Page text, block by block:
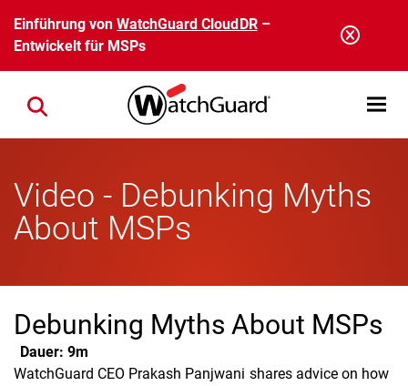
Direkt zum Inhalt
Einführung vonWatchGuard CloudDR–
Entwickelt für MSPs
Open
Close search
Video - Debunking Myths
About MSPs
Debunking Myths About MSPs
Dauer: 9m
WatchGuard CEO Prakash Panjwani shares advice on how